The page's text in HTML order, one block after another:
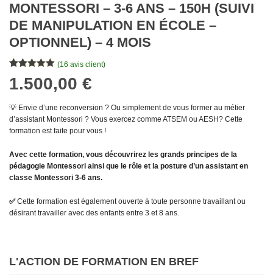
MONTESSORI – 3-6 ANS – 150H (SUIVI
DE MANIPULATION EN ÉCOLE –
OPTIONNEL) – 4 MOIS
sur 5
client
(16 avis client)
1.500,00 €
💡 Envie d’une reconversion ? Ou simplement de vous former au métier
d’assistant Montessori ? Vous exercez comme ATSEM ou AESH? Cette
formation est faite pour vous !
Avec cette formation, vous découvrirez les grands principes de la
pédagogie Montessori ainsi que le rôle et la posture d’un assistant en
classe Montessori 3-6 ans.
✅Cette formation est également ouverte à toute personne travaillant ou
désirant travailler avec des enfants entre 3 et 8 ans.
L'ACTION DE FORMATION EN BREF